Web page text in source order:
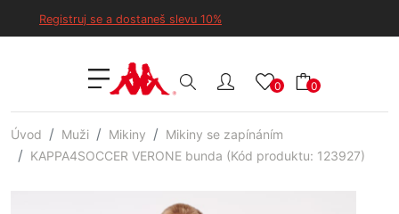
Registruj se a dostaneš slevu 10%
0 0
Úvod Muži Mikiny
Mikiny se zapínáním
KAPPA4SOCCER VERONE bunda (Kód produktu: 123927)